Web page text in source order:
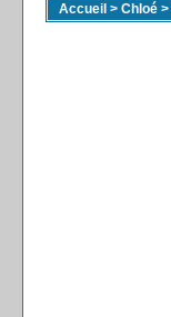
Accueil > Chloé >